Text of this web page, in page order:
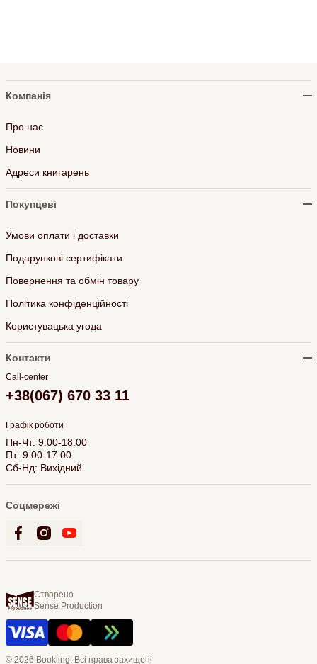
Компанія
Про нас
Новини
Адреси книгарень
Покупцеві
Умови оплати і доставки
Подарункові сертифікати
Повернення та обмін товару
Політика конфіденційності
Користувацька угода
Контакти
Call-center
+38(067) 670 33 11
Графік роботи
Пн-Чт: 9:00-18:00
Пт: 9:00-17:00
Сб-Нд: Вихідний
Соцмережі
Створено
Sense Production
© 2026 Bookling. Всі права захищені